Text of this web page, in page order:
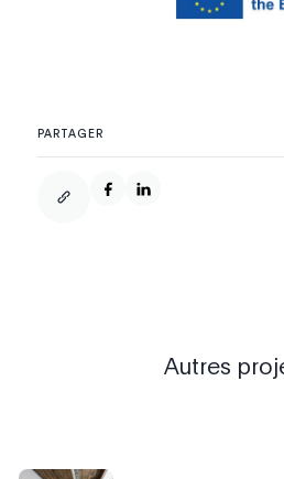
PARTAGER
Autres